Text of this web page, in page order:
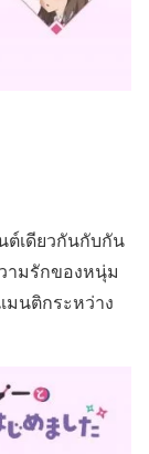
ต์เดียวกันกับกัน
ามรักของหนุ่ม
มนติกระหว่าง